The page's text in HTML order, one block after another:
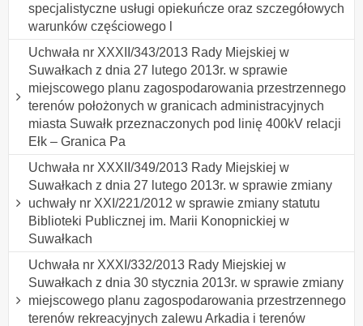
specjalistyczne usługi opiekuńcze oraz szczegółowych
warunków częściowego l
Uchwała nr XXXII/343/2013 Rady Miejskiej w
Suwałkach z dnia 27 lutego 2013r. w sprawie
miejscowego planu zagospodarowania przestrzennego
terenów położonych w granicach administracyjnych
miasta Suwałk przeznaczonych pod linię 400kV relacji
Ełk – Granica Pa
Uchwała nr XXXII/349/2013 Rady Miejskiej w
Suwałkach z dnia 27 lutego 2013r. w sprawie zmiany
uchwały nr XXI/221/2012 w sprawie zmiany statutu
Biblioteki Publicznej im. Marii Konopnickiej w
Suwałkach
Uchwała nr XXXI/332/2013 Rady Miejskiej w
Suwałkach z dnia 30 stycznia 2013r. w sprawie zmiany
miejscowego planu zagospodarowania przestrzennego
terenów rekreacyjnych zalewu Arkadia i terenów